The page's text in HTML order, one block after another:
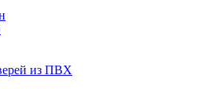
из ПВХ